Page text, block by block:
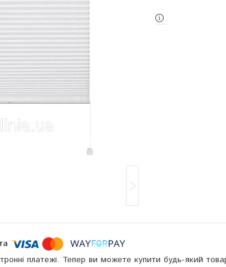
платежі. Тепер ви можете купити будь-який